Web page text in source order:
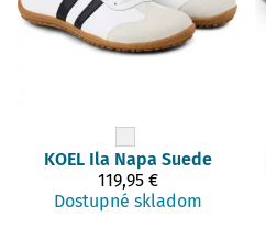
KOEL Ila Napa Suede
119,95 €
Dostupné skladom